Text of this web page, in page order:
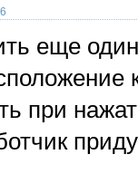
еще
при